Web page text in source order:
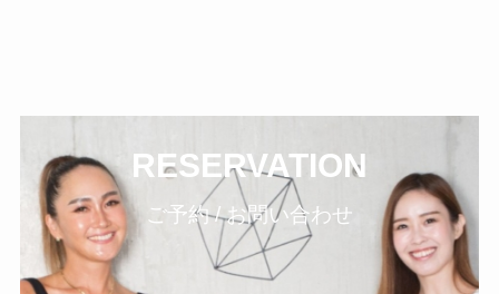
RESERVATION
ご予約 / お問い合わせ